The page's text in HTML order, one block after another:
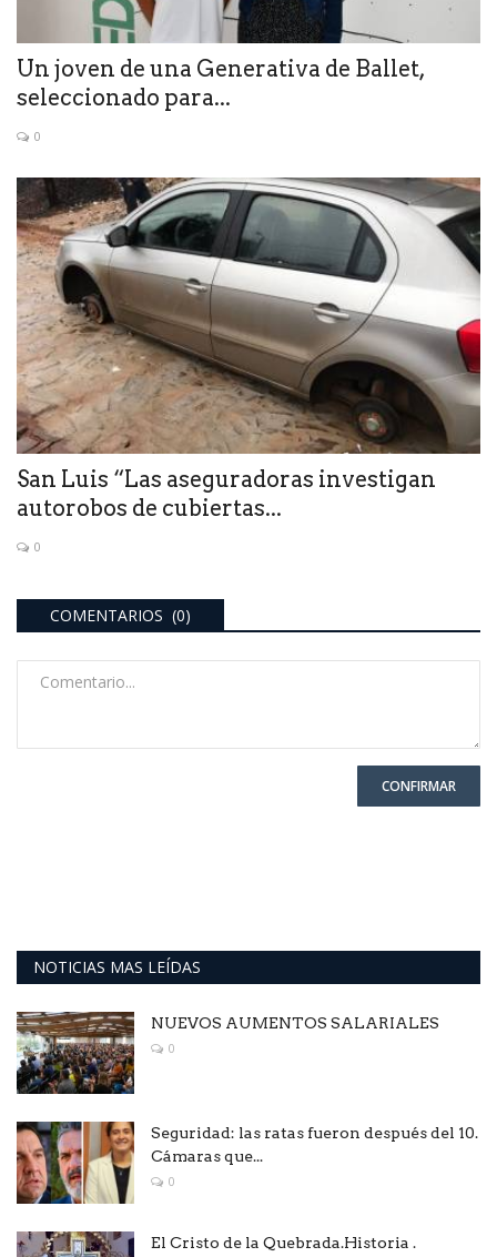
Un joven de una Generativa de Ballet,
seleccionado para...
0
San Luis “Las aseguradoras investigan
autorobos de cubiertas...
0
COMENTARIOS (0)
CONFIRMAR
NOTICIAS MAS LEÍDAS
NUEVOS AUMENTOS SALARIALES
0
Seguridad: las ratas fueron después del 10.
Cámaras que...
0
El Cristo de la Quebrada.Historia .